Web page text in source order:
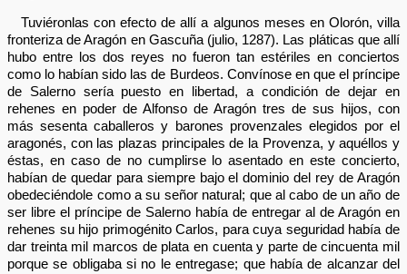
Tuviéronlas con efecto de allí a algunos meses en Olorón, villa
fronteriza de Aragón en Gascuña (julio, 1287). Las pláticas que allí
hubo entre los dos reyes no fueron tan estériles en conciertos
como lo habían sido las de Burdeos. Convínose en que el príncipe
de Salerno sería puesto en libertad, a condición de dejar en
rehenes en poder de Alfonso de Aragón tres de sus hijos, con
más sesenta caballeros y barones provenzales elegidos por el
aragonés, con las plazas principales de la Provenza, y aquéllos y
éstas, en caso de no cumplirse lo asentado en este concierto,
habían de quedar para siempre bajo el dominio del rey de Aragón
obedeciéndole como a su señor natural; que al cabo de un año de
ser libre el príncipe de Salerno había de entregar al de Aragón en
rehenes su hijo primogénito Carlos, para cuya seguridad había de
dar treinta mil marcos de plata en cuenta y parte de cincuenta mil
porque se obligaba si no le entregase; que había de alcanzar del